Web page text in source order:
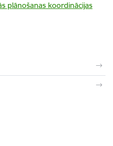
plānošanas koordinācijas